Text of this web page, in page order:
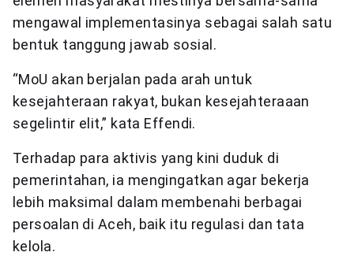
mengawal implementasinya sebagai salah satu
bentuk tanggung jawab sosial.
“MoU akan berjalan pada arah untuk
kesejahteraan rakyat, bukan kesejahteraaan
segelintir elit,” kata Effendi.
Terhadap para aktivis yang kini duduk di
pemerintahan, ia mengingatkan agar bekerja
lebih maksimal dalam membenahi berbagai
persoalan di Aceh, baik itu regulasi dan tata
kelola.